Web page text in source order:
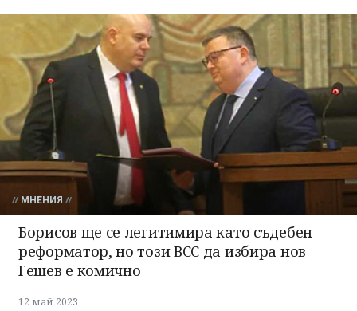
МНЕНИЯ
Борисов ще се легитимира като съдебен
реформатор, но този ВСС да избира нов
Гешев е комично
12 май 2023